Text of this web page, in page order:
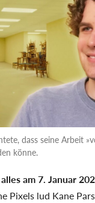
dass seine Arbeit
könne.
am 7. Januar
Pixels lud Kane